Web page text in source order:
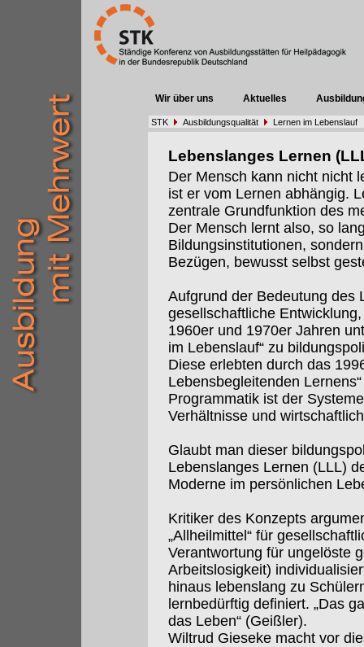
Wir über uns Aktuelles
STK Ausbildungsqualität Lernen im Lebenslauf
Lebenslanges Lernen
Der Mensch kann nicht nicht
ist er vom Lernen abhängig.
zentrale Grundfunktion des
Der Mensch lernt also, so
Bildungsinstitutionen,
Bezügen, bewusst selbst
Aufgrund der Bedeutung des
gesellschaftliche
1960er und 1970er Jahren
im Lebenslauf“ zu
Diese erlebten durch das
Lebensbegleitenden
Programmatik ist der
Verhältnisse und
Glaubt man dieser
Lebenslanges Lernen (LLL)
Moderne im persönlichen
Kritiker des Konzepts
„Allheilmittel“ für
Verantwortung für ungelöste
Arbeitslosigkeit)
hinaus lebenslang zu
lernbedürftig definiert. „Das
das Leben“ (Geißler).
Wiltrud Gieseke macht vor